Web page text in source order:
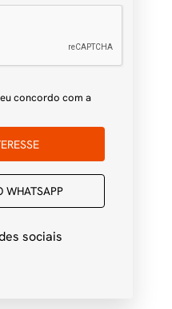
concordo com a
INTERESSE
WHATSAPP
sociais